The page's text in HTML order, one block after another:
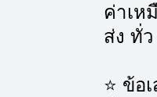
ค่าเห
ส่ง ทั่
⭐ ข้อ